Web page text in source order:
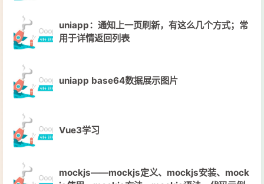
uniapp：通知上一页刷新，有这么几个方式；常
用于详情返回列表
uniapp base64数据展示图片
Vue3学习
mockjs——mockjs定义、mockjs安装、mock